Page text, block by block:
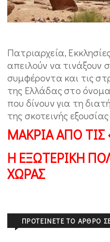
Πατριαρχεία,
απειλούν να τινάξουν
συμφέροντα και τις
της Ελλάδας στο
που δίνουν για τη
της σκοτεινής
ΜΑΚΡΙΑ ΑΠΟ ΤΙΣ
Η ΕΞΩΤΕΡΙΚΗ
ΧΩΡΑΣ
ΠΡΟΤΕΊΝΕΤΕ ΤΟ ΆΡΘΡΟ